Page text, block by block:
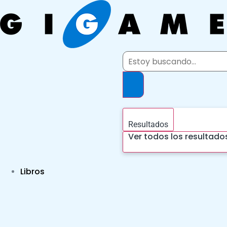
al
contenido
Search
Resultados
Ver todos los
Libros